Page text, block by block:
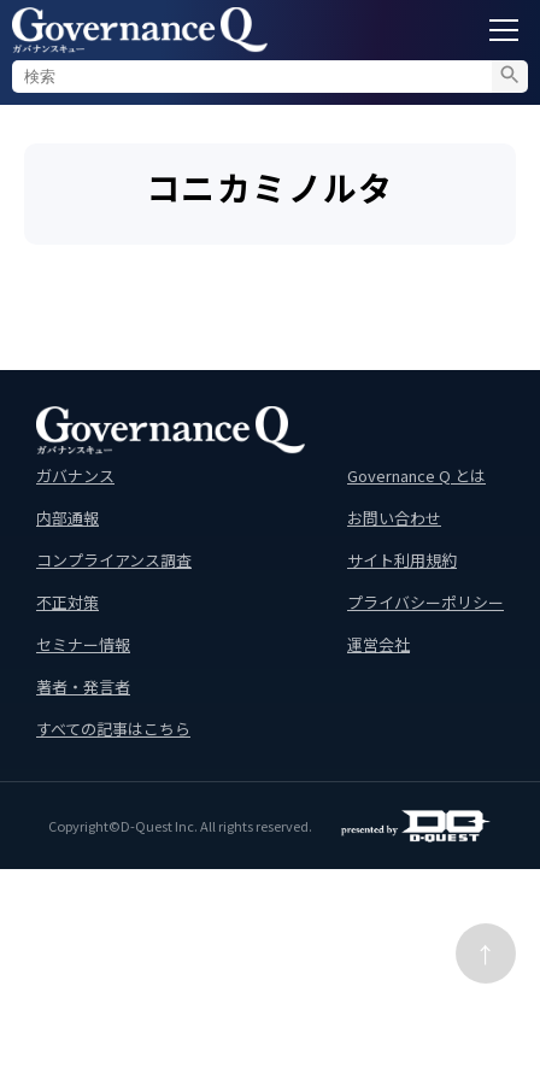
内部通報
セミナー情報
コニカミノルタ
↑
ガバナンス
内部通報
コンプライアンス調査
不正対策
セミナー情報
著者・発言者
すべての記事はこちら
Governance Q とは
お問い合わせ
サイト利用規約
プライバシーポリシー
運営会社
Copyright©D-Quest Inc. All rights reserved.